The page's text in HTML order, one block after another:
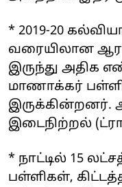
* 2019-20
வரையிலான
இருந்து
மாணாக்கர்
இருக்கின்றனர்.
இடைநிற்றல்
* நாட்டில் 15
பள்ளிகள்,